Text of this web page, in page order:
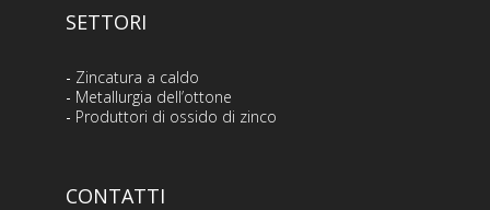
SETTORI
- Zincatura a caldo
- Metallurgia dell’ottone
- Produttori di ossido di zinco
CONTATTI